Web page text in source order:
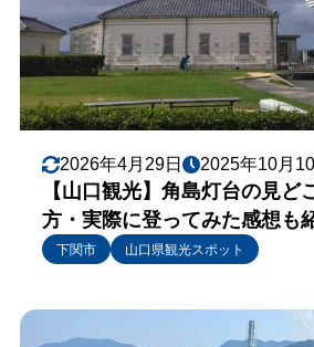
2026年4月29日 2025年10月
【山口観光】角島灯台の見ど
方・実際に登ってみた感想も
下関市
山口県観光スポット